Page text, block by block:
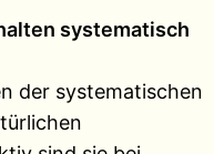
systematisch
der systematischen